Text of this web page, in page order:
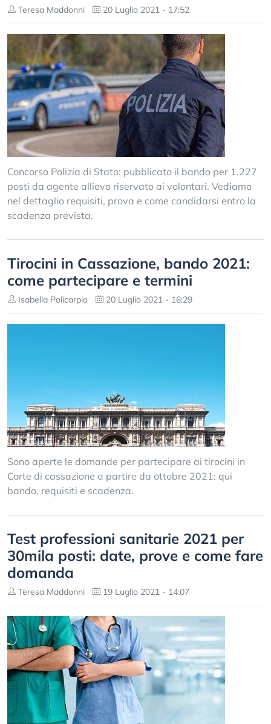
Teresa Maddonni 20 Luglio 2021 - 17:52
Concorso Polizia di Stato: pubblicato il bando per 1.227
posti da agente allievo riservato ai volontari. Vediamo
nel dettaglio requisiti, prova e come candidarsi entro la
scadenza prevista.
Tirocini in Cassazione, bando 2021:
come partecipare e termini
Isabella Policarpio 20 Luglio 2021 - 16:29
Sono aperte le domande per partecipare ai tirocini in
Corte di cassazione a partire da ottobre 2021: qui
bando, requisiti e scadenza.
Test professioni sanitarie 2021 per
30mila posti: date, prove e come fare
domanda
Teresa Maddonni 19 Luglio 2021 - 14:07